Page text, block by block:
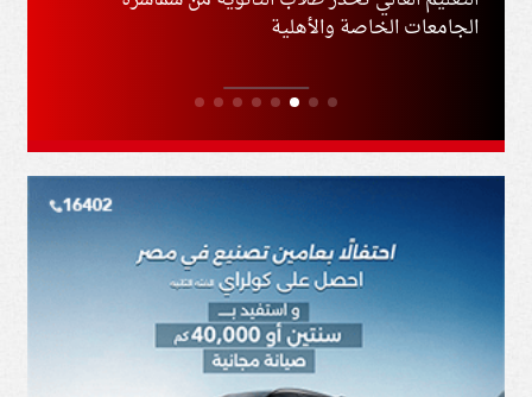
الجامعات الخاصة والأهلية